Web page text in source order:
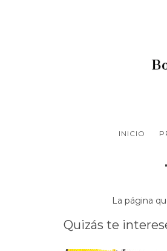
INICIO
La página
Quizás te